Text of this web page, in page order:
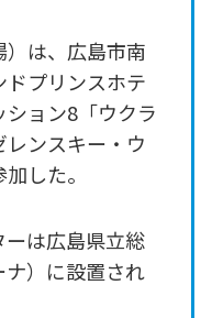
は、広島市南
プリンスホテ
ョン8「ウクラ
ンスキー・ウ
した。
ーは広島県立総
）に設置され